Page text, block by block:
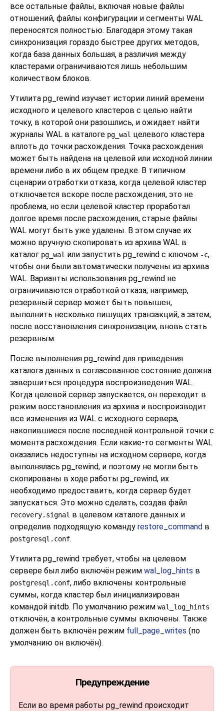
все остальные файлы, включая новые файлы
отношений, файлы конфигурации и сегменты WAL
переносятся полностью. Благодаря этому такая
синхронизация гораздо быстрее других методов,
когда база данных большая, а различия между
кластерами ограничиваются лишь небольшим
количеством блоков.
Утилита pg_rewind изучает истории линий времени
исходного и целевого кластеров с целью найти
точку, в которой они разошлись, и ожидает найти
журналы WAL в каталоге pg_wal целевого кластера
вплоть до точки расхождения. Точка расхождения
может быть найдена на целевой или исходной линии
времени либо в их общем предке. В типичном
сценарии отработки отказа, когда целевой кластер
отключается вскоре после расхождения, это не
проблема, но если целевой кластер проработал
долгое время после расхождения, старые файлы
WAL могут быть уже удалены. В этом случае их
можно вручную скопировать из архива WAL в
каталог pg_wal или запустить pg_rewind с ключом -c,
чтобы они были автоматически получены из архива
WAL. Варианты использования pg_rewind не
ограничиваются отработкой отказа; например,
резервный сервер может быть повышен,
выполнить несколько пишущих транзакций, а затем,
после восстановления синхронизации, вновь стать
резервным.
После выполнения pg_rewind для приведения
каталога данных в согласованное состояние должна
завершиться процедура воспроизведения WAL.
Когда целевой сервер запускается, он переходит в
режим восстановления из архива и воспроизводит
все изменения из WAL с исходного сервера,
накопившиеся после последней контрольной точки с
момента расхождения. Если какие-то сегменты WAL
оказались недоступны на исходном сервере, когда
выполнялась pg_rewind, и поэтому не могли быть
скопированы в ходе работы pg_rewind, их
необходимо предоставить, когда сервер будет
запускаться. Это можно сделать, создав файл
recovery.signal в целевом каталоге данных и
определив подходящую команду restore_command в
postgresql.conf.
Утилита pg_rewind требует, чтобы на целевом
сервере был либо включён режим wal_log_hints в
postgresql.conf, либо включены контрольные
суммы, когда кластер был инициализирован
командой initdb. По умолчанию режим wal_log_hints
отключён, а контрольные суммы включены. Также
должен быть включён режим full_page_writes (по
умолчанию он включён).
Предупреждение
Если во время работы pg_rewind происходит